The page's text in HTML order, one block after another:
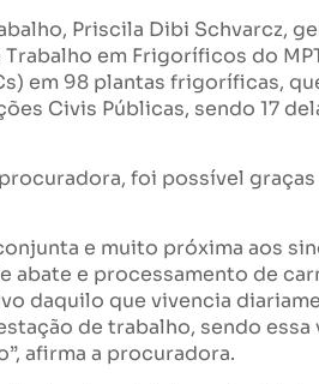
Priscila Dibi Schvarcz,
em Frigoríficos do
em 98 plantas frigoríficas,
Civis Públicas, sendo 17
foi possível
e muito próxima aos
abate e processamento de
daquilo que vivencia
de trabalho, sendo
afirma a procuradora.